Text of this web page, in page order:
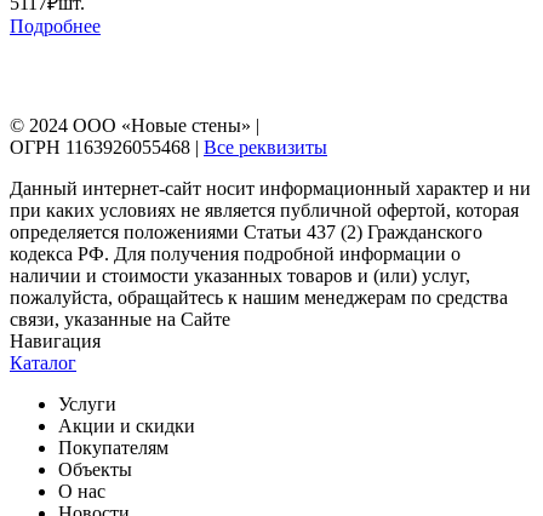
Подробнее
© 2024 ООО «Новые стены» |
ОГРН 1163926055468 | Все реквизиты
Данный интернет-сайт носит информационный характер и ни
при каких условиях не является публичной офертой, которая
определяется положениями Статьи 437 (2) Гражданского
кодекса РФ. Для получения подробной информации о
наличии и стоимости указанных товаров и (или) услуг,
пожалуйста, обращайтесь к нашим менеджерам по средства
связи, указанные на Сайте
Навигация
Каталог
Услуги
Акции и скидки
Покупателям
Объекты
О нас